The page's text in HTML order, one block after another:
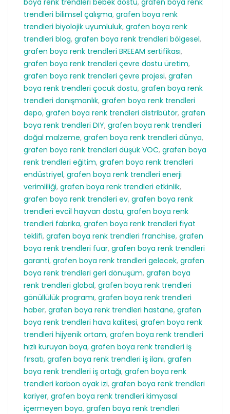
trendleri bilimsel çalışma, grafen boya renk
trendleri biyolojik uyumluluk, grafen boya renk
trendleri blog, grafen boya renk trendleri bölgesel,
grafen boya renk trendleri BREEAM sertifikası,
grafen boya renk trendleri çevre dostu üretim,
grafen boya renk trendleri çevre projesi, grafen
boya renk trendleri çocuk dostu, grafen boya renk
trendleri danışmanlık, grafen boya renk trendleri
depo, grafen boya renk trendleri distribütör, grafen
boya renk trendleri DIY, grafen boya renk trendleri
doğal malzeme, grafen boya renk trendleri dünya,
grafen boya renk trendleri düşük VOC, grafen boya
renk trendleri eğitim, grafen boya renk trendleri
endüstriyel, grafen boya renk trendleri enerji
verimliliği, grafen boya renk trendleri etkinlik,
grafen boya renk trendleri ev, grafen boya renk
trendleri evcil hayvan dostu, grafen boya renk
trendleri fabrika, grafen boya renk trendleri fiyat
teklifi, grafen boya renk trendleri franchise, grafen
boya renk trendleri fuar, grafen boya renk trendleri
garanti, grafen boya renk trendleri gelecek, grafen
boya renk trendleri geri dönüşüm, grafen boya
renk trendleri global, grafen boya renk trendleri
gönüllülük programı, grafen boya renk trendleri
haber, grafen boya renk trendleri hastane, grafen
boya renk trendleri hava kalitesi, grafen boya renk
trendleri hijyenik ortam, grafen boya renk trendleri
hızlı kuruyan boya, grafen boya renk trendleri iş
fırsatı, grafen boya renk trendleri iş ilanı, grafen
boya renk trendleri iş ortağı, grafen boya renk
trendleri karbon ayak izi, grafen boya renk trendleri
kariyer, grafen boya renk trendleri kimyasal
içermeyen boya, grafen boya renk trendleri